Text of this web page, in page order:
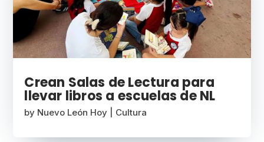
Crean Salas de Lectura para
llevar libros a escuelas de NL
by Nuevo León Hoy Cultura